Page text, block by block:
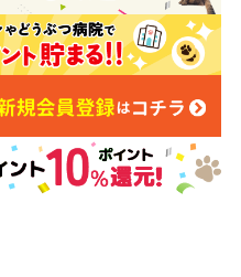
キャットフード
服・おさんぽ用品